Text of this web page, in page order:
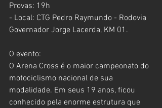
Provas: 19h
- Local: CTG Pedro Raymundo - Rodovia
Governador Jorge Lacerda, KM 01.
O evento:
O Arena Cross é o maior campeonato do
motociclismo nacional de sua
modalidade. Em seus 19 anos, ficou
conhecido pela enorme estrutura que